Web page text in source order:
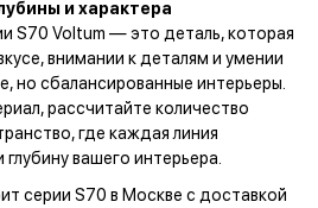
и характера
S70 Voltum — это деталь, которая
внимании к деталям и умении
но сбалансированные интерьеры.
рассчитайте количество
где каждая линия
вашего интерьера.
серии S70 в Москве с доставкой